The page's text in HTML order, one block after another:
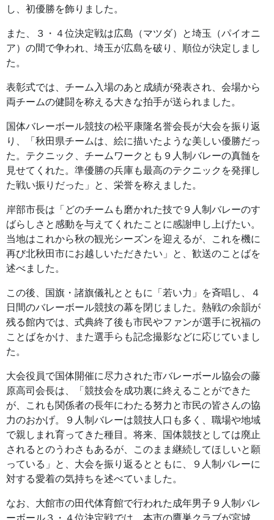
し、初優勝を飾りました。
また、３・４位決定戦は広島（マツダ）と埼玉（パイオニ
ア）の間で争われ、埼玉が広島を破り、順位が決定しまし
た。
表彰式では、チーム入場のあと成績が発表され、会場から
両チームの健闘を称える大きな拍手が送られました。
国体バレーボール競技の松平康隆名誉会長が大会を振り返
り、「秋田県チームは、絵に描いたような美しい優勝だっ
た。テクニック、チームワークとも９人制バレーの真髄を
見せてくれた。準優勝の兵庫も最高のテクニックを発揮し
た戦い振りだった」と、栄誉を称えました。
岸部市長は「どのチームも磨かれた技で９人制バレーのす
ばらしさと感動を与えてくれたことに感謝申し上げたい。
当地はこれから秋の観光シーズンを迎えるが、これを機に
再び北秋田市にお越しいただきたい」と、歓送のことばを
述べました。
この後、国旗・諸旗儀礼とともに「若い力」を斉唱し、４
日間のバレーボール競技の幕を閉じました。熱戦の余韻が
残る館内では、式典終了後も市民やファンが選手に祝福の
ことばをかけ、また選手らも記念撮影などに応じていまし
た。
大会役員で国体開催に尽力された市バレーボール協会の藤
原高司会長は、「競技会を成功裏に終えることができた
が、これも関係者の長年にわたる努力と市民の皆さんの協
力のおかげ。９人制バレーは競技人口も多く、職場や地域
で親しまれ育ってきた種目。将来、国体競技としては廃止
されるとのうわさもあるが、このまま継続してほしいと願
っている」と、大会を振り返るとともに、９人制バレーに
対する愛着の気持ちを述べていました。
なお、大館市の田代体育館で行われた成年男子９人制バレ
ーボール３・４位決定戦では、本市の鷹巣クラブが宮城